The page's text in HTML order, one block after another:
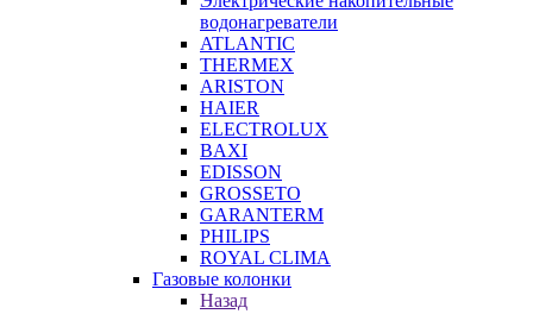
водонагреватели
ATLANTIC
THERMEX
ARISTON
HAIER
ELECTROLUX
BAXI
EDISSON
GROSSETO
GARANTERM
PHILIPS
ROYAL CLIMA
Газовые колонки
Назад